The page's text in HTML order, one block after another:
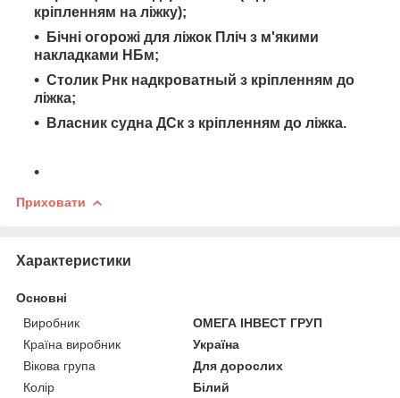
кріпленням на ліжку);
Бічні огорожі для ліжок Пліч з м'якими
накладками НБм;
Столик Рнк надкроватный з кріпленням до
ліжка;
Власник судна ДСк з кріпленням до ліжка.
Приховати
Характеристики
Основні
Виробник
ОМЕГА ІНВЕСТ ГРУП
Країна виробник
Україна
Вікова група
Для дорослих
Колір
Білий